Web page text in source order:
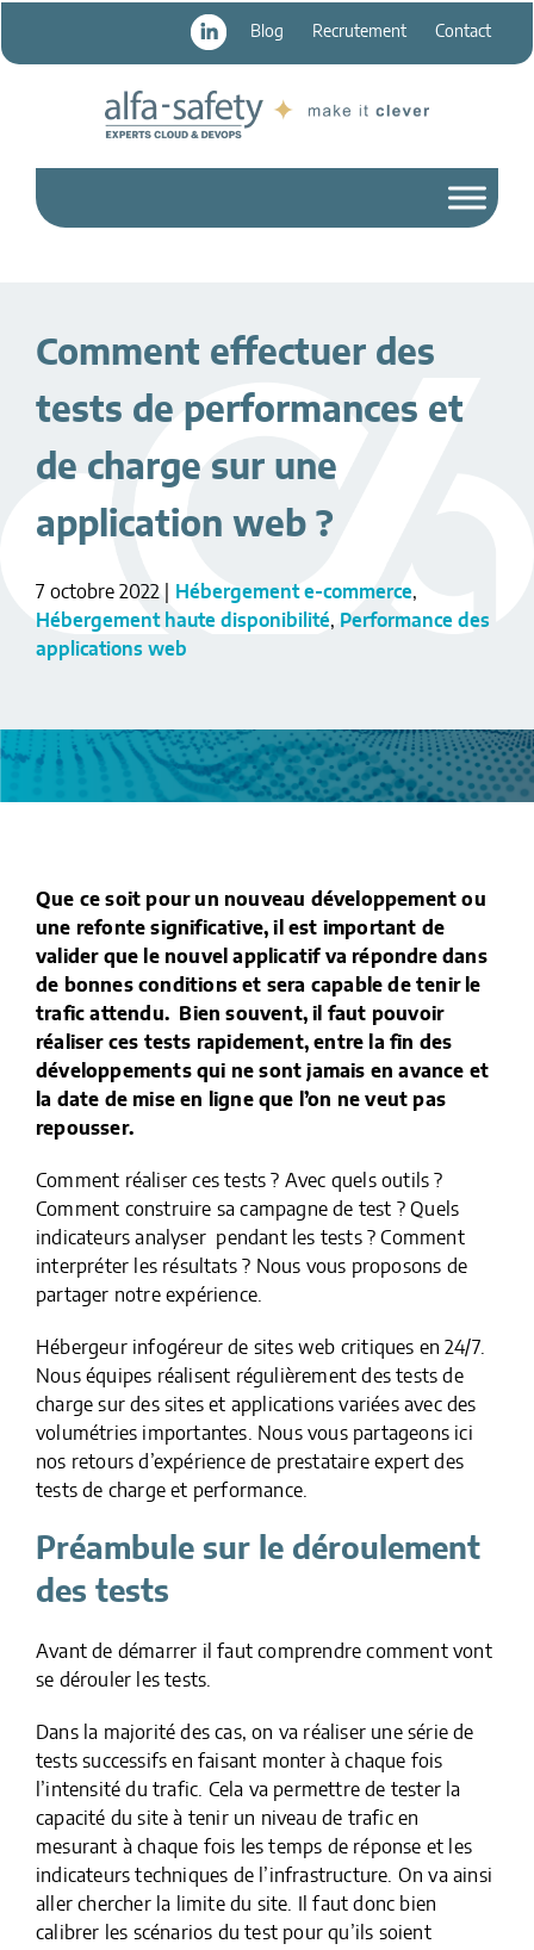
Blog Recrutement Contact
principal
Comment effectuer des
tests de performances et
de charge sur une
application web ?
7 octobre 2022 Hébergement e-commerce,
Hébergement haute disponibilité, Performance des
applications web
Que ce soit pour un nouveau développement ou
une refonte significative, il est important de
valider que le nouvel applicatif va répondre dans
de bonnes conditions et sera capable de tenir le
trafic attendu. Bien souvent, il faut pouvoir
réaliser ces tests rapidement, entre la fin des
développements qui ne sont jamais en avance et
la date de mise en ligne que l’on ne veut pas
repousser.
Comment réaliser ces tests ? Avec quels outils ?
Comment construire sa campagne de test ? Quels
indicateurs analyser pendant les tests ? Comment
interpréter les résultats ? Nous vous proposons de
partager notre expérience.
Hébergeur infogéreur de sites web critiques en 24/7.
Nous équipes réalisent régulièrement des tests de
charge sur des sites et applications variées avec des
volumétries importantes. Nous vous partageons ici
nos retours d’expérience de prestataire expert des
tests de charge et performance.
Préambule sur le déroulement
des tests
Avant de démarrer il faut comprendre comment vont
se dérouler les tests.
Dans la majorité des cas, on va réaliser une série de
tests successifs en faisant monter à chaque fois
l’intensité du trafic. Cela va permettre de tester la
capacité du site à tenir un niveau de trafic en
mesurant à chaque fois les temps de réponse et les
indicateurs techniques de l’infrastructure. On va ainsi
aller chercher la limite du site. Il faut donc bien
calibrer les scénarios du test pour qu’ils soient